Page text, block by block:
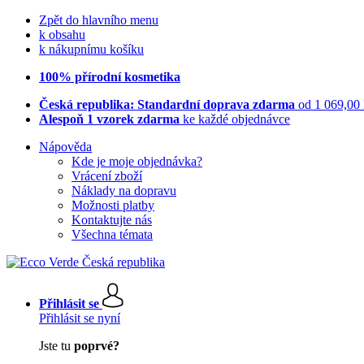
Zpět do hlavního menu
k obsahu
k nákupnímu košíku
100% přírodní kosmetika
Česká republika: Standardní doprava zdarma od 1 069,00
Alespoň 1 vzorek zdarma ke každé objednávce
Nápověda
Kde je moje objednávka?
Vrácení zboží
Náklady na dopravu
Možnosti platby
Kontaktujte nás
Všechna témata
Přihlásit se
Přihlásit se nyní
Jste tu poprvé?